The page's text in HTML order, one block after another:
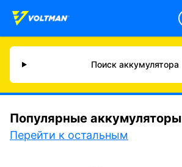
Поиск аккумулятора
Популярные аккумуляторы
Перейти к остальным